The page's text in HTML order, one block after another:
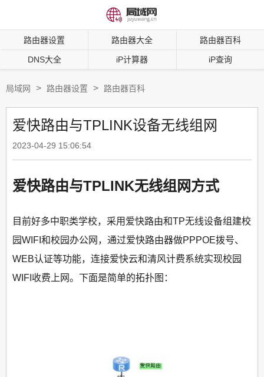
路由器设置 路由器大全 路由器百科
DNS大全 iP计算器 iP查询
局域网 > 路由器设置 > 路由器百科
爱快路由与TPLINK设备无线组网
2023-04-29 15:06:54
爱快路由与TPLINK无线组网方式
目前好多中职类学校，采用爱快路由和TP无线设备组建校
园WIFI和校园办公网，通过爱快路由器做PPPOE拨号、
WEB认证等功能，连接爱快云和清风计费系统实现校园
WIFI收费上网。下面是简单的拓扑图：